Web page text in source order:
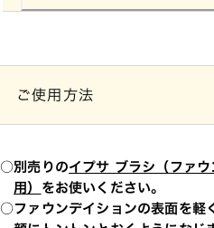
ご使用方法
別売りのイプサ ブラシ（ファ
用） をお使いください。
ファウンデイションの表面を軽